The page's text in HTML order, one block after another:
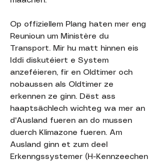
Op offiziellem Plang haten mer eng
Reunioun um Ministère du
Transport. Mir hu matt hinnen eis
Iddi diskutéiert e System
anzeféieren, fir en Oldtimer och
nobaussen als Oldtimer ze
erkennen ze ginn. Dëst ass
haaptsächlech wichteg wa mer an
d'Ausland fueren an do mussen
duerch Klimazone fueren. Am
Ausland ginn et zum deel
Erkenngssystemer (H-Kennzeechen